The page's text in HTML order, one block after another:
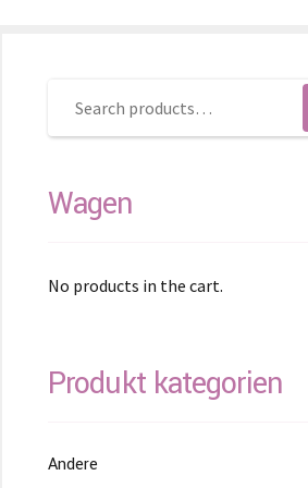
Wagen
No products in the cart.
Produkt kategorien
Andere